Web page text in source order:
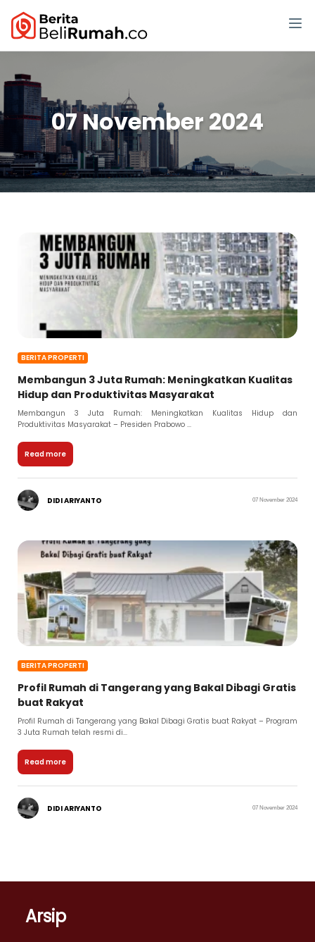
07 November 2024
BERITA PROPERTI
Membangun 3 Juta Rumah: Meningkatkan Kualitas
Hidup dan Produktivitas Masyarakat
Membangun 3 Juta Rumah: Meningkatkan Kualitas Hidup dan
Produktivitas Masyarakat – Presiden Prabowo ...
Read more
DIDI ARIYANTO 07 November 2024
BERITA PROPERTI
Profil Rumah di Tangerang yang Bakal Dibagi Gratis
buat Rakyat
Profil Rumah di Tangerang yang Bakal Dibagi Gratis buat Rakyat – Program
3 Juta Rumah telah resmi di...
Read more
DIDI ARIYANTO 07 November 2024
Arsip